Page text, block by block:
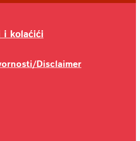
i kolaćići
Disclaimer